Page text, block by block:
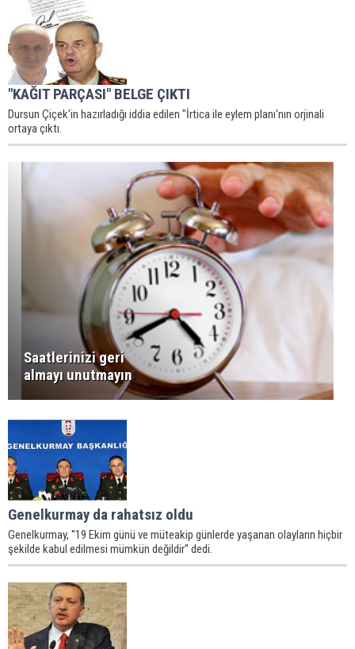
"KAĞIT PARÇASI" BELGE ÇIKTI
Dursun Çiçek'in hazırladığı iddia edilen "İrtica ile eylem planı'nın orjinali
ortaya çıktı.
Saatlerinizi geri
almayı unutmayın
Genelkurmay da rahatsız oldu
Genelkurmay, ''19 Ekim günü ve müteakip günlerde yaşanan olayların hiçbir
şekilde kabul edilmesi mümkün değildir'' dedi.